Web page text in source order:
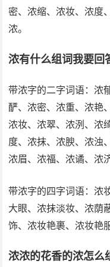
密、浓缩、浓妆、浓度
浓。
浓有什么组词我要回
带浓字的二字词语：浓
酽、浓密、浓重、浓艳
浓妆、浓翠、浓洌、浓
度、浓抹、浓腴、浓浊
浓眉、浓福、浓谲、浓
带浓字的四字词语：浓
大眼、浓抹淡妆、浓荫
饰、浓妆艳裹、浓妆艳
浓浓的花香的浓怎么